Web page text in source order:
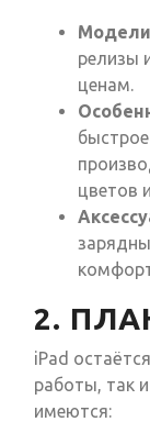
релизы
ценам.
цветов
2.
iPad
работы, так
имеются: